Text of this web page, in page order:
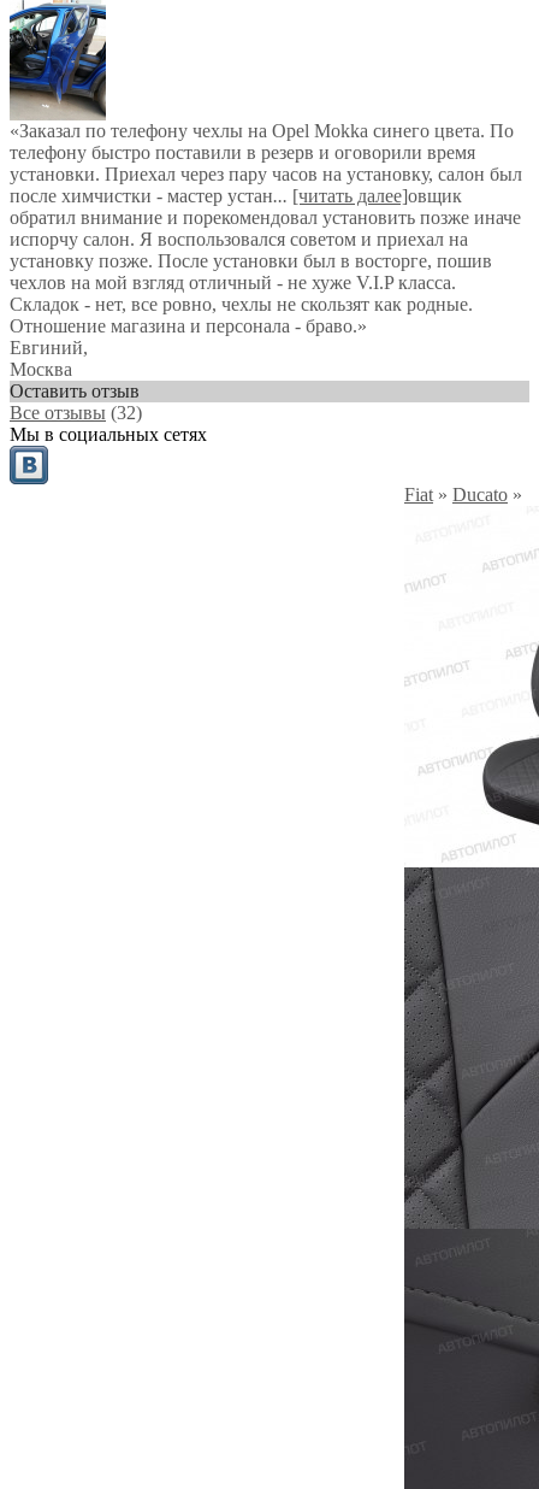
«Заказал по телефону чехлы на Opel Mokka синего цвета. По
телефону быстро поставили в резерв и оговорили время
установки. Приехал через пару часов на установку, салон был
после химчистки - мастер устан... [читать далее]овщик
обратил внимание и порекомендовал установить позже иначе
испорчу салон. Я воспользовался советом и приехал на
установку позже. После установки был в восторге, пошив
чехлов на мой взгляд отличный - не хуже V.I.P класса.
Складок - нет, все ровно, чехлы не скользят как родные.
Отношение магазина и персонала - браво.»
Евгиний,
Москва
Оставить отзыв
Все отзывы (32)
Мы в социальных сетях
Fiat » Ducato »